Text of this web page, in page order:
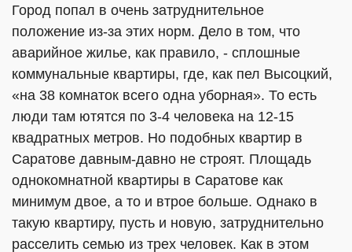
Город попал в очень затруднительное
положение из-за этих норм. Дело в том, что
аварийное жилье, как правило, - сплошные
коммунальные квартиры, где, как пел Высоцкий,
«на 38 комнаток всего одна уборная». То есть
люди там ютятся по 3-4 человека на 12-15
квадратных метров. Но подобных квартир в
Саратове давным-давно не строят. Площадь
однокомнатной квартиры в Саратове как
минимум двое, а то и втрое больше. Однако в
такую квартиру, пусть и новую, затруднительно
расселить семью из трех человек. Как в этом